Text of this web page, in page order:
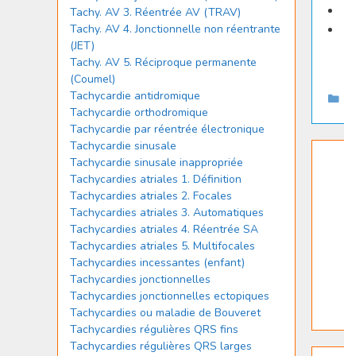
Tachy. AV 3. Réentrée AV (TRAV)
Tachy. AV 4. Jonctionnelle non réentrante
(JET)
Tachy. AV 5. Réciproque permanente
(Coumel)
Tachycardie antidromique
Tachycardie orthodromique
Tachycardie par réentrée électronique
Tachycardie sinusale
Tachycardie sinusale inappropriée
Tachycardies atriales 1. Définition
Tachycardies atriales 2. Focales
Tachycardies atriales 3. Automatiques
Tachycardies atriales 4. Réentrée SA
Tachycardies atriales 5. Multifocales
Tachycardies incessantes (enfant)
Tachycardies jonctionnelles
Tachycardies jonctionnelles ectopiques
Tachycardies ou maladie de Bouveret
Tachycardies régulières QRS fins
Tachycardies régulières QRS larges